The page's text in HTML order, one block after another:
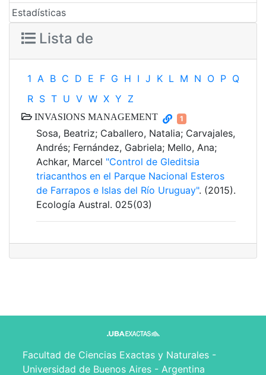
Estadísticas
Lista de
1 A B C D E F G H I J K L M N O P Q
R S T U V W X Y Z
INVASIONS MANAGEMENT 1
Sosa, Beatriz; Caballero, Natalia; Carvajales,
Andrés; Fernández, Gabriela; Mello, Ana;
Achkar, Marcel "Control de Gleditsia
triacanthos en el Parque Nacional Esteros
de Farrapos e Islas del Río Uruguay". (2015).
Ecología Austral. 025(03)
Facultad de Ciencias Exactas y Naturales -
Universidad de Buenos Aires - Argentina